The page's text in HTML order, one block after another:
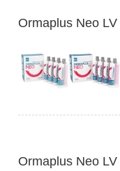
Ormaplus Neo
Ormaplus Neo